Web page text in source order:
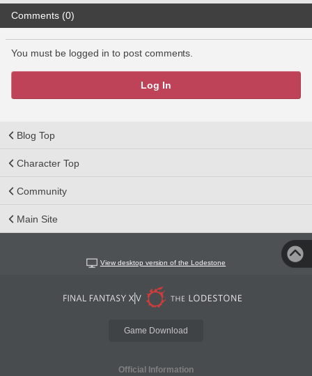
Comments (0)
You must be logged in to post comments.
Log In
Blog Top
Character Top
Community
Main Site
View desktop version of the Lodestone
Game Download
Official Information